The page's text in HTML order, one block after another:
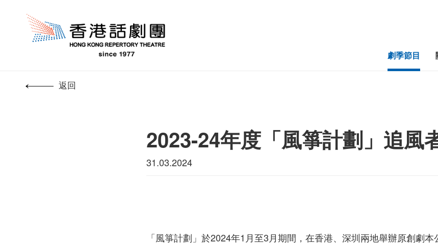
劇季節目
返回
2023-24年度「風箏計劃」追風
31.03.2024
「風箏計劃」於2024年1月至3月期間，在香港、深圳兩地舉辦原創劇